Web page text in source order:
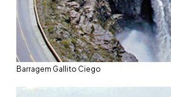
Barragem Gallito Ciego